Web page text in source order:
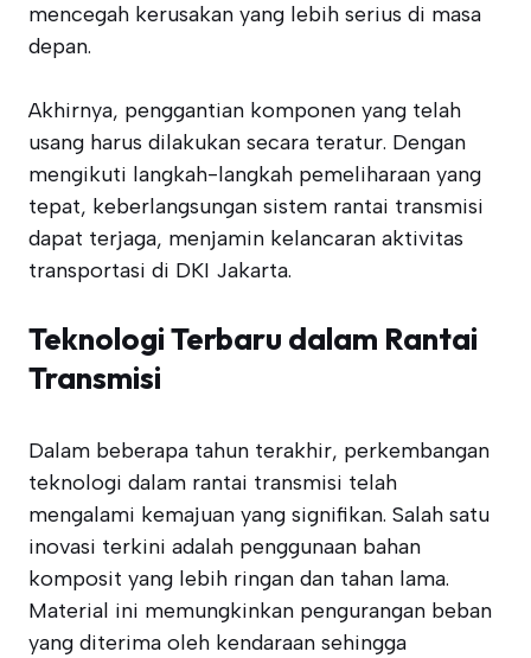
mencegah kerusakan yang lebih serius di masa
depan.
Akhirnya, penggantian komponen yang telah
usang harus dilakukan secara teratur. Dengan
mengikuti langkah-langkah pemeliharaan yang
tepat, keberlangsungan sistem rantai transmisi
dapat terjaga, menjamin kelancaran aktivitas
transportasi di DKI Jakarta.
Teknologi Terbaru dalam Rantai
Transmisi
Dalam beberapa tahun terakhir, perkembangan
teknologi dalam rantai transmisi telah
mengalami kemajuan yang signifikan. Salah satu
inovasi terkini adalah penggunaan bahan
komposit yang lebih ringan dan tahan lama.
Material ini memungkinkan pengurangan beban
yang diterima oleh kendaraan sehingga